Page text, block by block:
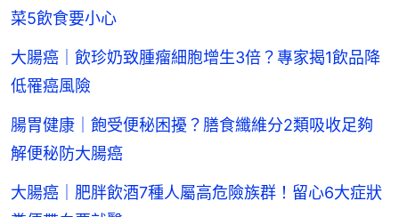
菜5飲食要小心
大腸癌｜飲珍奶致腫瘤細胞增生3倍？專家揭1飲品降
低罹癌風險
腸胃健康｜飽受便秘困擾？膳食纖維分2類吸收足夠
解便秘防大腸癌
大腸癌｜肥胖飲酒7種人屬高危險族群！留心6大症狀